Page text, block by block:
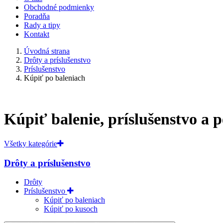
Obchodné podmienky
Poradňa
Rady a tipy
Kontakt
Úvodná strana
Drôty a príslušenstvo
Príslušenstvo
Kúpiť po baleniach
Kúpiť balenie, príslušenstvo a
Všetky kategórie
Drôty a príslušenstvo
Drôty
Príslušenstvo
Kúpiť po baleniach
Kúpiť po kusoch